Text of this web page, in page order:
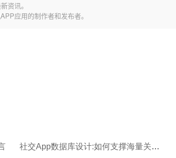
资讯。
应用的制作者和发布者。
社交App数据库设计:如何支撑海量关系链?